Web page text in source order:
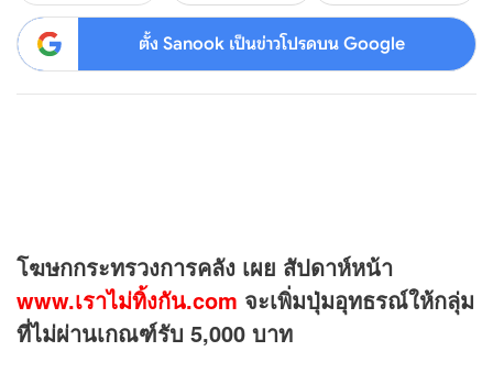
ตั้ง Sanook เป็นข่าวโปรดบน Google
โฆษกกระทรวงการคลัง เผย สัปดาห์หน้า
www.เราไม่ทิ้งกัน.com จะเพิ่มปุ่มอุทธรณ์ให้กลุ่ม
ที่ไม่ผ่านเกณฑ์รับ 5,000 บาท